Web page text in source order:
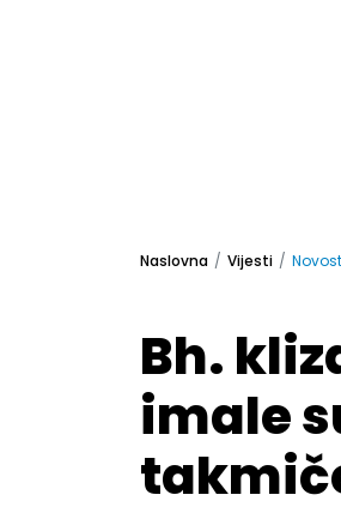
Naslovna Vijesti
Bh.
imale